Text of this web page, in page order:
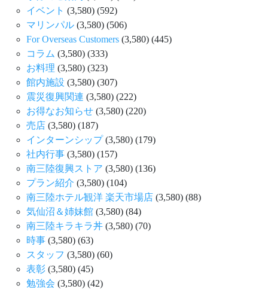
イベント (3,580) (592)
マリンパル (3,580) (506)
For Overseas Customers (3,580) (445)
コラム (3,580) (333)
お料理 (3,580) (323)
館内施設 (3,580) (307)
震災復興関連 (3,580) (222)
お得なお知らせ (3,580) (220)
売店 (3,580) (187)
インターンシップ(3,580) (179)
社内行事 (3,580) (157)
南三陸復興ストア (3,580) (136)
プラン紹介 (3,580) (104)
南三陸ホテル観洋 楽天市場店 (3,580) (88)
気仙沼＆姉妹館 (3,580) (84)
南三陸キラキラ丼 (3,580) (70)
時事 (3,580) (63)
スタッフ (3,580) (60)
表彰 (3,580) (45)
勉強会 (3,580) (42)